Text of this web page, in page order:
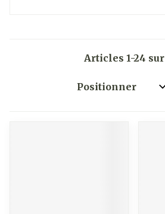
Articles 1-24 sur
Trier par: